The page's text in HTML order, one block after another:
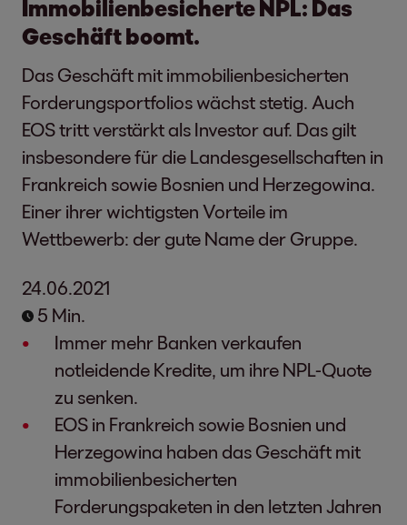
Immobilienbesicherte NPL: Das
Geschäft boomt.
Das Geschäft mit immobilienbesicherten
Forderungsportfolios wächst stetig. Auch
EOS tritt verstärkt als Investor auf. Das gilt
insbesondere für die Landesgesellschaften in
Frankreich sowie Bosnien und Herzegowina.
Einer ihrer wichtigsten Vorteile im
Wettbewerb: der gute Name der Gruppe.
24.06.2021
5 Min.
Immer mehr Banken verkaufen
notleidende Kredite, um ihre NPL-Quote
zu senken.
EOS in Frankreich sowie Bosnien und
Herzegowina haben das Geschäft mit
immobilienbesicherten
Forderungspaketen in den letzten Jahren